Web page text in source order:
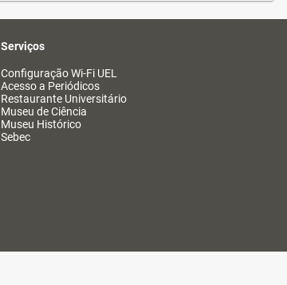
Serviços
Configuração Wi-Fi UEL
Acesso a Periódicos
Restaurante Universitário
Museu de Ciência
Museu Histórico
Sebec